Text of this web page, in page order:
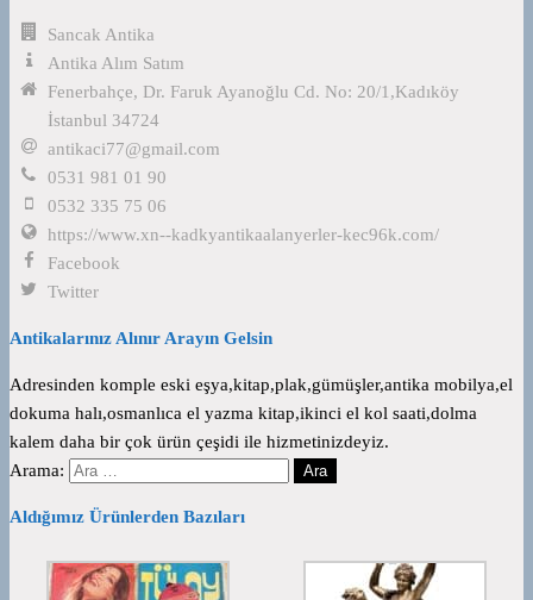
Sancak Antika
Antika Alım Satım
Fenerbahçe, Dr. Faruk Ayanoğlu Cd. No: 20/1,Kadıköy
İstanbul 34724
antikaci77@gmail.com
0531 981 01 90
0532 335 75 06
https://www.xn--kadkyantikaalanyerler-kec96k.com/
Facebook
Twitter
Antikalarınız Alınır Arayın Gelsin
Adresinden komple eski eşya,kitap,plak,gümüşler,antika mobilya,el
dokuma halı,osmanlıca el yazma kitap,ikinci el kol saati,dolma
kalem daha bir çok ürün çeşidi ile hizmetinizdeyiz.
Arama:
Aldığımız Ürünlerden Bazıları